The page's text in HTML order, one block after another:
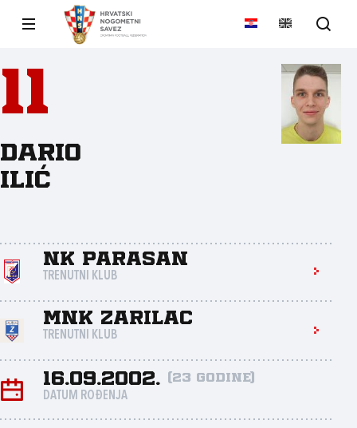
11
Dario
Ilić
NK Parasan
TRENUTNI KLUB
MNK Zarilac
TRENUTNI KLUB
16.09.2002. (23 godine)
DATUM ROĐENJA